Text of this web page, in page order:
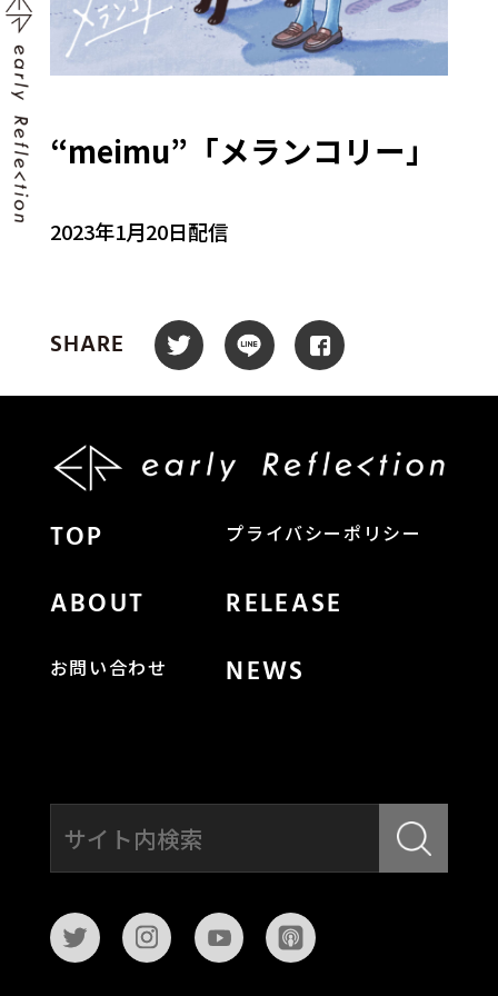
“meimu”「メランコリー」
2023年1月20日配信
SHARE
TOP プライバシーポリシー
ABOUT RELEASE
お問い合わせ NEWS